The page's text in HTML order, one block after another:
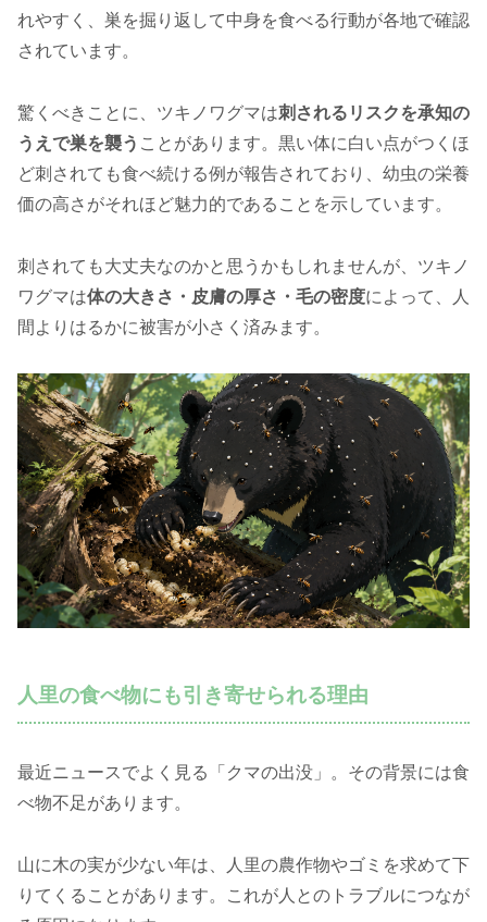
れやすく、巣を掘り返して中身を食べる行動が各地で確認
されています。
驚くべきことに、ツキノワグマは刺されるリスクを承知の
うえで巣を襲う ことがあります。黒い体に白い点がつくほ
ど刺されても食べ続ける例が報告されており、幼虫の栄養
価の高さがそれほど魅力的であることを示しています。
刺されても大丈夫なのかと思うかもしれませんが、ツキノ
ワグマは体の大きさ・皮膚の厚さ・毛の密度によって、人
間よりはるかに被害が小さく済みます。
人里の食べ物にも引き寄せられる理由
最近ニュースでよく見る「クマの出没」。その背景には食
べ物不足があります。
山に木の実が少ない年は、人里の農作物やゴミを求めて下
りてくることがあります。これが人とのトラブルにつなが